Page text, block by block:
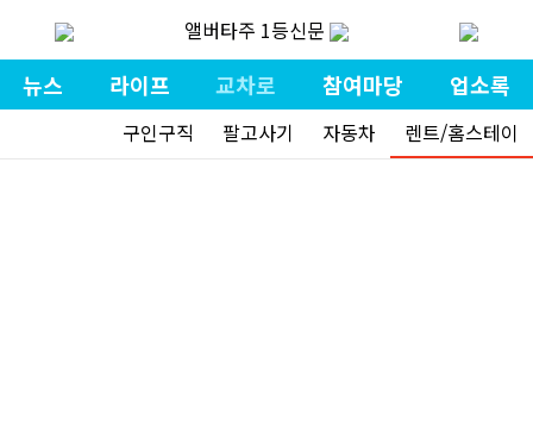
앨버타주 1등신문
뉴스 라이프 교차로 참여마당 업소록
구인구직 팔고사기 자동차 렌트/홈스테이